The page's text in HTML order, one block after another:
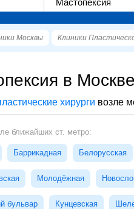
Москвы Клиники
в
хирурги возле
ближайших ст. метро:
Баррикадная Белорусская
Молодёжная
бульвар Кунцевская